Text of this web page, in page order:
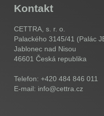
Kontakt
CETTRA, s. r. o.
Palackého 3145/41 (Palác
Jablonec nad Nisou
46601 Česká republika
Telefon: +420 484 846 011
E-mail: info@cettra.cz